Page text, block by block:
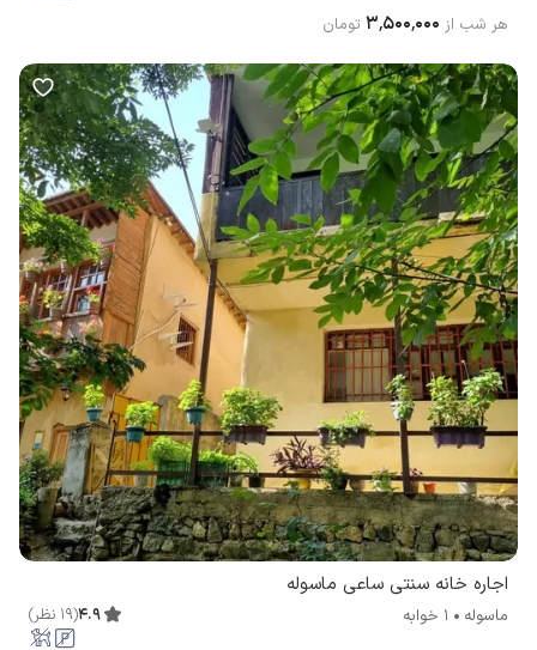
هر شب از ۳٬۵۰۰٬۰۰۰ تومان
اجاره خانه سنتی ساعی ماسوله
ماسوله 1 خوابه 4.9
(
19 نظر)